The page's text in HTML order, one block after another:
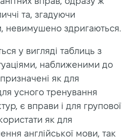
та, згадуючи
невимушено здригаються.
у вигляді таблиць з
наближеними до
як для
усного тренування
є вправи і для групової
як для
англійської мови, так